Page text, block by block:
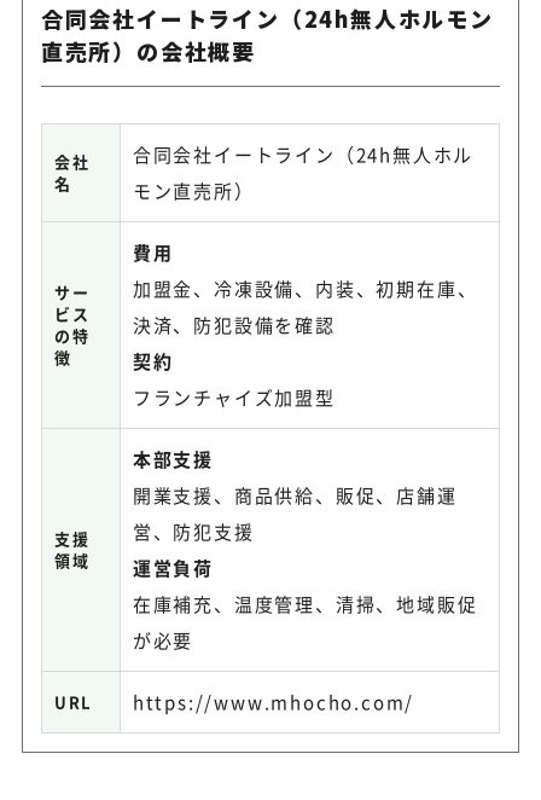
合同会社イートライン（24h無人ホルモン
直売所）の会社概要
会社
名
合同会社イートライン（24h無人ホル
モン直売所）
サー
ビス
の特
徴
費用
加盟金、冷凍設備、内装、初期在庫、
決済、防犯設備を確認
契約
フランチャイズ加盟型
支援
領域
本部支援
開業支援、商品供給、販促、店舗運
営、防犯支援
運営負荷
在庫補充、温度管理、清掃、地域販促
が必要
URL https://www.mhocho.com/